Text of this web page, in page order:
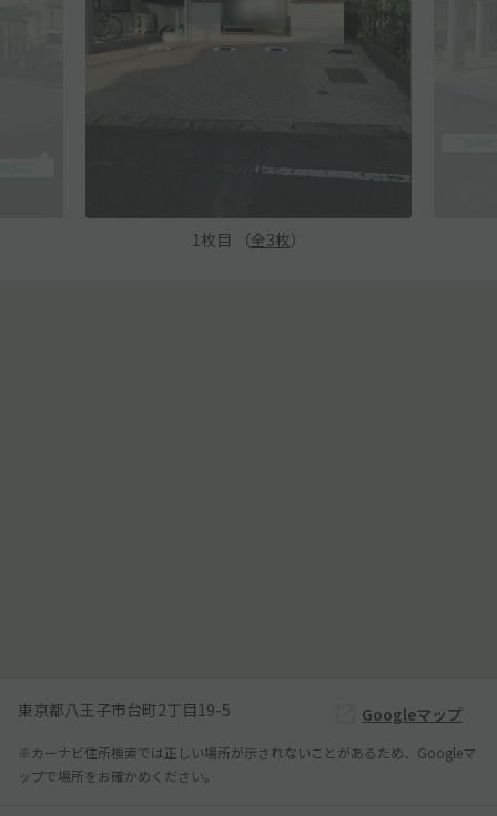
1枚目 （全3枚）
東京都八王子市台町2丁目19-5 Googleマップ
※カーナビ住所検索では正しい場所が示されないことがあるため、Googleマ
ップで場所をお確かめください。